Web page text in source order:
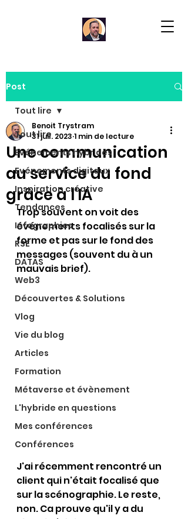
Post
Tout lire
Evénements hybrides
Evénements digitaux
Inspiration créative
Tendances
Infographies
RSE
DATAS
Web3
Découvertes & Solutions
Vlog
Vie du blog
Articles
Formation
Métaverse et évènement
L'hybride en questions
Mes conférences
Conférences
Tout lire
Une communication
au service du fond
grâce à l'IA
Benoit Trystram
31 juil. 2023 1 min de lecture
Trop souvent on voit des
événements focalisés sur la
forme et pas sur le fond des
messages (souvent du à un
mauvais brief).
J'ai récemment rencontré un
client qui n'était focalisé que
sur la scénographie. Le reste,
non. Ca prouve qu'il y a du